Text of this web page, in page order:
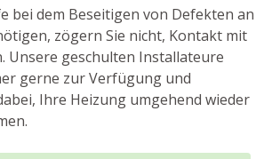
bei dem Beseitigen von Defekten an
zögern Sie nicht, Kontakt mit
Unsere geschulten Installateure
gerne zur Verfügung und
Ihre Heizung umgehend wieder